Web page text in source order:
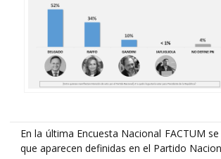
En la última Encuesta Nacional FACTUM
que aparecen definidas en el Partido